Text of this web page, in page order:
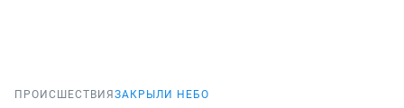
ПРОИСШЕСТВИЯ ЗАКРЫЛИ НЕБО